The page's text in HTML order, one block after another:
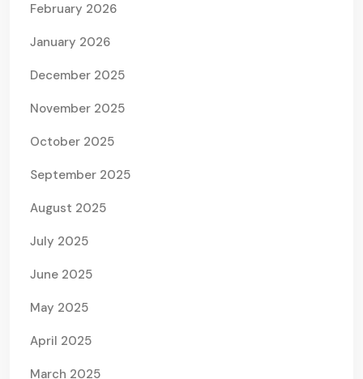
February 2026
January 2026
December 2025
November 2025
October 2025
September 2025
August 2025
July 2025
June 2025
May 2025
April 2025
March 2025